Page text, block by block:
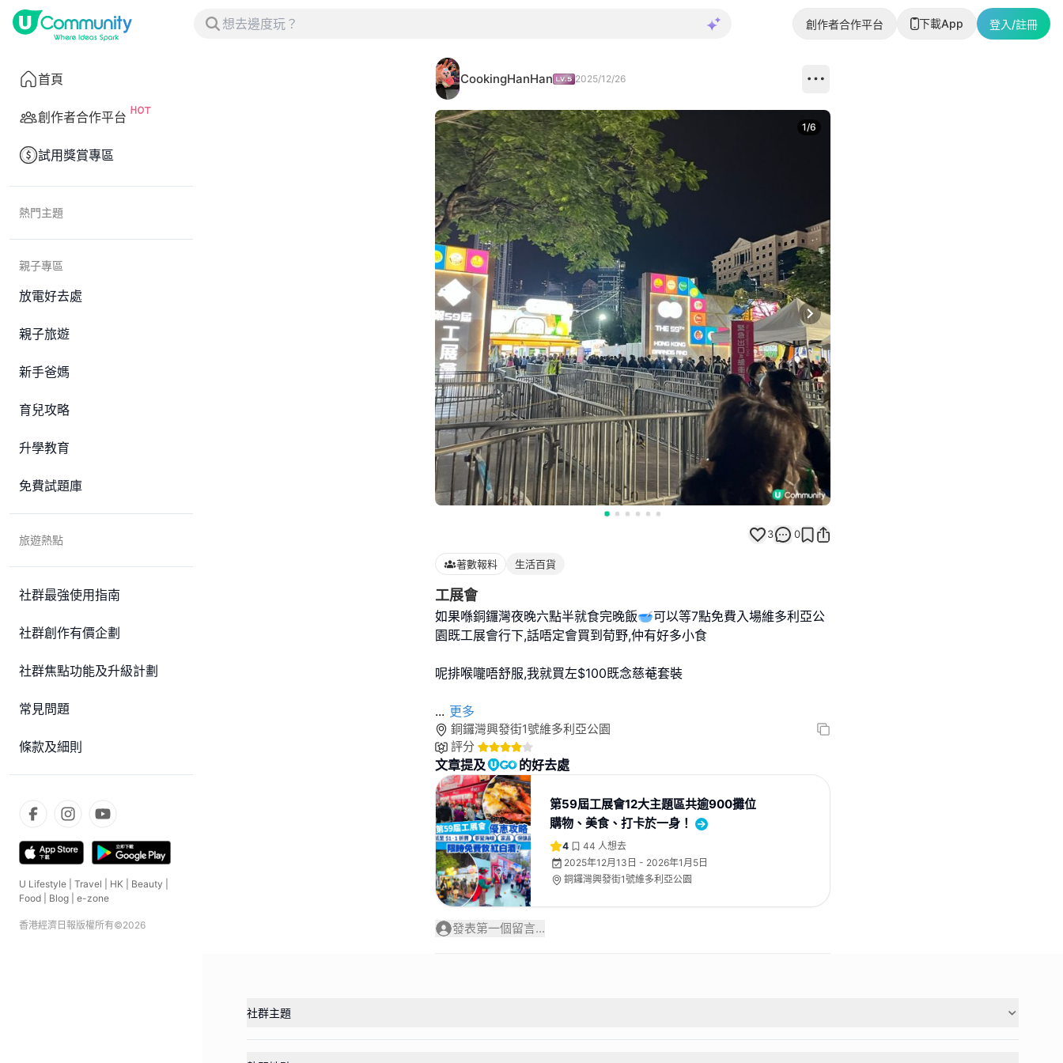
創作者合作平台 下載App 登入/註冊
首頁
創作者合作平台
試用獎賞專區
熱門主題
親子專區
放電好去處
親子旅遊
新手爸媽
育兒攻略
升學教育
免費試題庫
旅遊熱點
社群最強使用指南
社群創作有價企劃
社群焦點功能及升級計劃
常見問題
條款及細則
U Lifestyle Travel HK Beauty
Food
Blog e-zone
香港經濟日報版權所有©2026
CookingHanHan 2025/12/26
Next slide
1/6
3 0
著數報料 生活百貨
工展會
如果喺銅鑼灣夜晚六點半就食完晚飯🥣可以等7點免費入場維多利亞公
園既工展會行下,話唔定會買到荀野,仲有好多小食
呢排喉嚨唔舒服,我就買左$100既念慈菴套裝
... 更多
銅鑼灣興發街1號維多利亞公園
評分
文章提及 的好去處
第59屆工展會12大主題區共逾900攤位
購物、美食、打卡於一身！
4 44 人想去
2025年12月13日 - 2026年1月5日
銅鑼灣興發街1號維多利亞公園
發表第一個留言...
社群主題